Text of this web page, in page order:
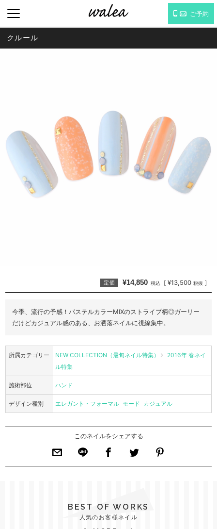
ご予約
クルール
定価 ¥14,850 税込 [ ¥13,500 税抜 ]
今季、流行の予感！パステルカラーMIXのストライプ柄◎ガーリー
だけどカジュアル感のある、お洒落ネイルに視線集中。
所属カテゴリー NEW COLLECTION（最旬ネイル特集）
2016年 春ネイ
ル特集
施術部位 ハンド
デザイン種別 エレガント・フォーマル モード カジュアル
このネイルをシェアする
BEST OF WORKS
人気のお客様ネイル